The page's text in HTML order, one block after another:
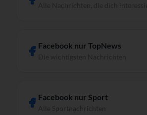
Facebook nur TopNews
Facebook nur Sport